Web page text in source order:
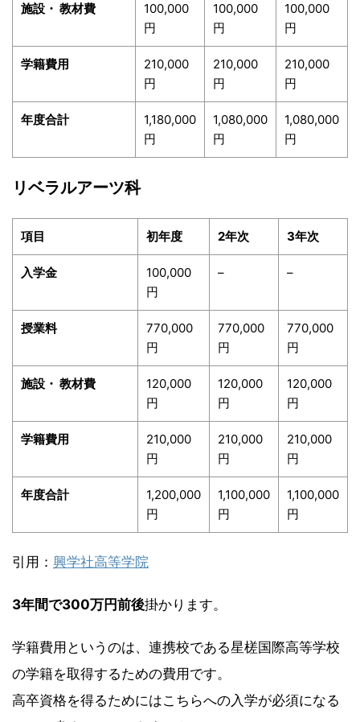
施設・ 教材費
100,000
円
100,000
円
100,000
円
学籍費用
210,000
円
210,000
円
210,000
円
年度合計
1,180,000
円
1,080,000
円
1,080,000
円
リベラルアーツ科
項目 初年度 2年次 3年次
入学金
100,000
円
– –
授業料
770,000
円
770,000
円
770,000
円
施設・ 教材費
120,000
円
120,000
円
120,000
円
学籍費用
210,000
円
210,000
円
210,000
円
年度合計
1,200,000
円
1,100,000
円
1,100,000
円
引用： 興学社高等学院
3年間で300万円前後掛かります。
学籍費用というのは、連携校である星槎国際高等学校
の学籍を取得するための費用です。
高卒資格を得るためにはこちらへの入学が必須になる